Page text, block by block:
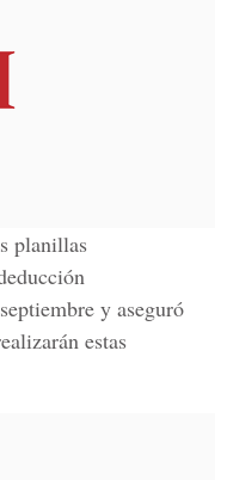
planillas
y aseguró
estas